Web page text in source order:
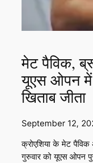
मेट पैविक,
यूएस ओपन में
खिताब जीता
September 12,
क्रोएशिया के मेट
गुरुवार को यूएस ओपन